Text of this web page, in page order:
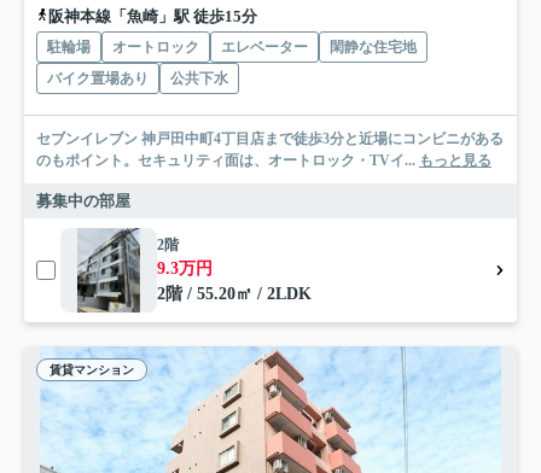
阪神本線「魚崎」駅 徒歩15分
駐輪場 オートロック エレベーター
閑静な住宅地
バイク置場あり
公共下水
セブンイレブン 神戸田中町4丁目店まで徒歩3分と近場にコンビニがある
のもポイント。セキュリティ面は、オートロック・TVイ... もっと見る
募集中の部屋
2階
9.3万円
2階 / 55.20㎡ / 2LDK
賃貸マンション